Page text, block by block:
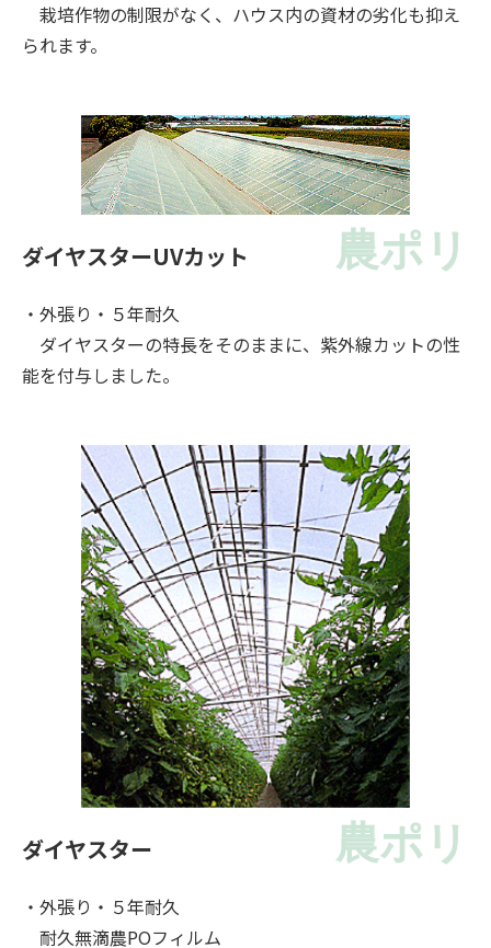
栽培作物の制限がなく、ハウス内の資材の劣化も抑え
られます。
農ポリ
ダイヤスターUVカット
・外張り・５年耐久
ダイヤスターの特長をそのままに、紫外線カットの性
能を付与しました。
農ポリ
ダイヤスター
・外張り・５年耐久
耐久無滴農POフィルム